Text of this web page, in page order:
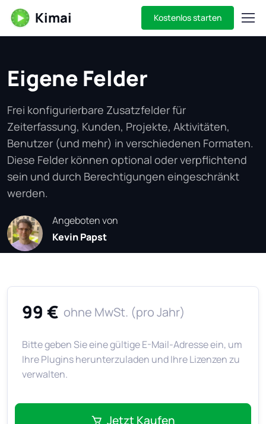
Kimai Kostenlos starten
Eigene Felder
Frei konfigurierbare Zusatzfelder für
Zeiterfassung, Kunden, Projekte, Aktivitäten,
Benutzer (und mehr) in verschiedenen Formaten.
Diese Felder können optional oder verpflichtend
sein und durch Berechtigungen eingeschränkt
werden.
Angeboten von
Kevin Papst
99 € ohne MwSt. (pro Jahr)
Bitte geben Sie eine gültige E-Mail-Adresse ein, um
Ihre Plugins herunterzuladen und Ihre Lizenzen zu
verwalten.
Jetzt Kaufen